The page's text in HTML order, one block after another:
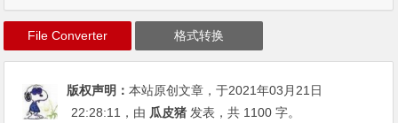
File Converter 格式转换
版权声明：本站原创文章，于2021年03月21日
22:28:11 ，由 瓜皮猪 发表，共 1100 字。